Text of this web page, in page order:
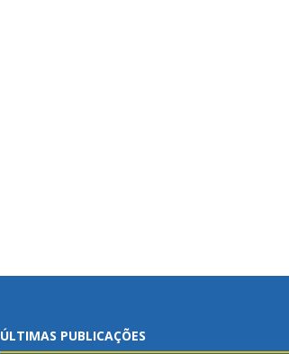
ÚLTIMAS PUBLICAÇÕES